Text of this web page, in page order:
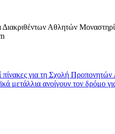
Διακριθέντων Αθλητών
για τη Σχολή Προπονητών
μετάλλια ανοίγουν τον δρόμο